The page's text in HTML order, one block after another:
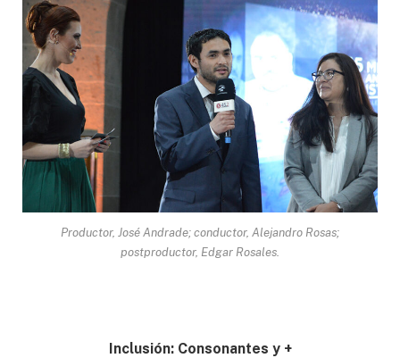
Productor, José Andrade; conductor, Alejandro Rosas;
postproductor, Edgar Rosales.
Inclusión: Consonantes y +